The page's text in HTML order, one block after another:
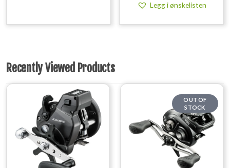
Legg i ønskelisten
Recently Viewed Products
OUT OF
STOCK